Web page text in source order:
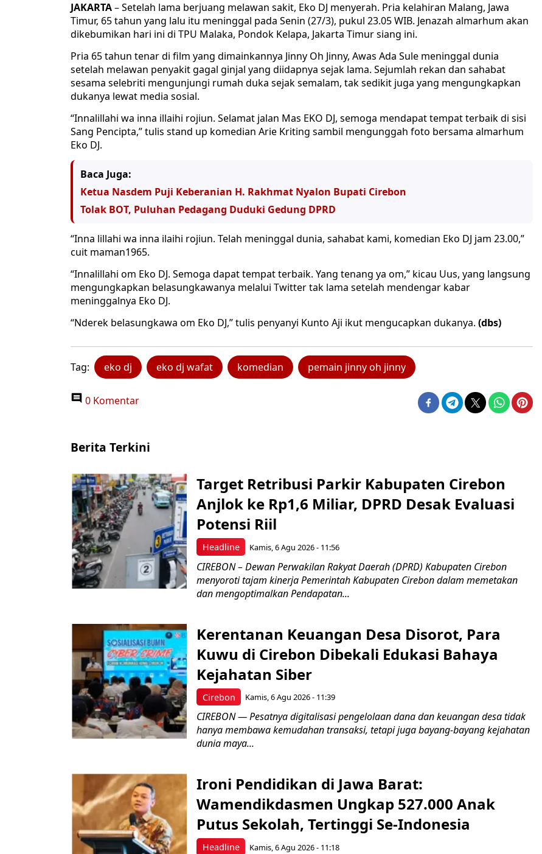
JAKARTA– Setelah lama berjuang melawan sakit, Eko DJ menyerah. Pria kelahiran Malang, Jawa
Timur, 65 tahun yang lalu itu meninggal pada Senin (27/3), pukul 23.05 WIB. Jenazah almarhum akan
dikebumikan hari ini di TPU Malaka, Pondok Kelapa, Jakarta Timur siang ini.
Pria 65 tahun tenar di film yang dimainkannya Jinny Oh Jinny, Awas Ada Sule meninggal dunia
setelah melawan penyakit gagal ginjal yang diidapnya sejak lama. Sejumlah rekan dan sahabat
sesama selebriti mengunjungi rumah duka sejak semalam, tak sedikit juga yang mengungkapkan
dukanya lewat media sosial.
“Innalillahi wa inna illaihi rojiun. Selamat jalan Mas EKO DJ, semoga mendapat tempat terbaik di sisi
Sang Pencipta,” tulis stand up komedian Arie Kriting sambil mengunggah foto bersama almarhum
Eko DJ.
Baca Juga:
Ketua Nasdem Puji Keberanian H. Rakhmat Nyalon Bupati Cirebon
Tolak BOT, Puluhan Pedagang Duduki Gedung DPRD
“Inna lillahi wa inna ilaihi rojiun. Telah meninggal dunia, sahabat kami, komedian Eko DJ jam 23.00,”
cuit maman1965.
“Innalillahi om Eko DJ. Semoga dapat tempat terbaik. Yang tenang ya om,” kicau Uus, yang langsung
mengungkapkan belasungkawanya melalui Twitter tak lama setelah mendengar kabar
meninggalnya Eko DJ.
“Nderek belasungkawa om Eko DJ,” tulis penyanyi Kunto Aji ikut mengucapkan dukanya. (dbs)
Tag: eko dj eko dj wafat komedian pemain jinny oh jinny
0 Komentar
Berita Terkini
Headline
Target Retribusi Parkir Kabupaten Cirebon
Anjlok ke Rp1,6 Miliar, DPRD Desak Evaluasi
Potensi Riil
Kamis, 6 Agu 2026 - 11:56
CIREBON – Dewan Perwakilan Rakyat Daerah (DPRD) Kabupaten Cirebon
menyoroti tajam kinerja Pemerintah Kabupaten Cirebon dalam memetakan
dan mengoptimalkan Pendapatan...
Cirebon
Kerentanan Keuangan Desa Disorot, Para
Kuwu di Cirebon Dibekali Edukasi Bahaya
Kejahatan Siber
Kamis, 6 Agu 2026 - 11:39
CIREBON — Pesatnya digitalisasi pengelolaan dana dan keuangan desa tidak
hanya membawa kemudahan transaksi, tetapi juga bayang-bayang kejahatan
dunia maya...
Headline
Ironi Pendidikan di Jawa Barat:
Wamendikdasmen Ungkap 527.000 Anak
Putus Sekolah, Tertinggi Se-Indonesia
Kamis, 6 Agu 2026 - 11:18